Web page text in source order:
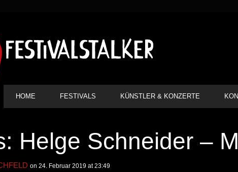
HAUPT-
NAVIGATION
HOME FESTIVALS KÜNSTLER & KONZERTE
Helge Schneider –
on 24. Februar 2019 at 23:49